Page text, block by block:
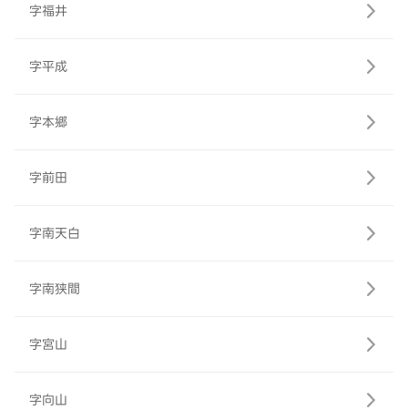
字福井
字平成
字本郷
字前田
字南天白
字南狭間
字宮山
字向山